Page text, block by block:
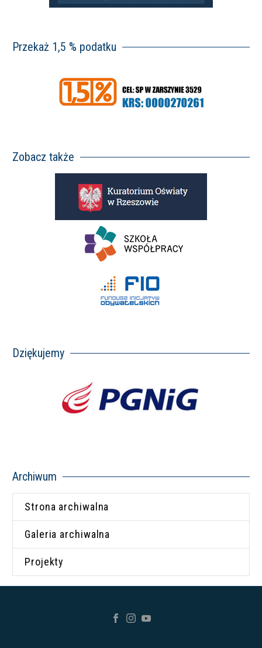
Przekaż 1,5 % podatku
Zobacz także
Dziękujemy
Archiwum
Strona archiwalna
Galeria archiwalna
Projekty